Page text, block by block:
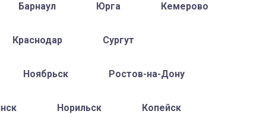
Барнаул Юрга Кемерово
Краснодар Сургут
Ноябрьск Ростов-на-Дону
Норильск Копейск